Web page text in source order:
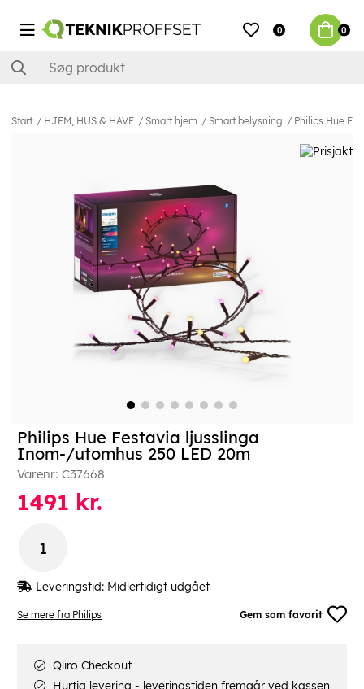
0 0
Start HJEM, HUS & HAVE Smart hjem Smart belysning Philips Hue
Se mere fra Philips Gem som favorit
Philips Hue Festavia ljusslinga
Inom-/utomhus 250 LED 20m
Varenr: C37668
1491 kr.
Leveringstid: Midlertidigt udgået
Qliro Checkout
Hurtig levering - leveringstiden fremgår ved kassen